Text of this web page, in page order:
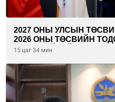
2027 ОНЫ УЛСЫН
2026 ОНЫ ТӨСВИЙН
ОЛОН НИЙТИЙН
15 цаг 34 мин